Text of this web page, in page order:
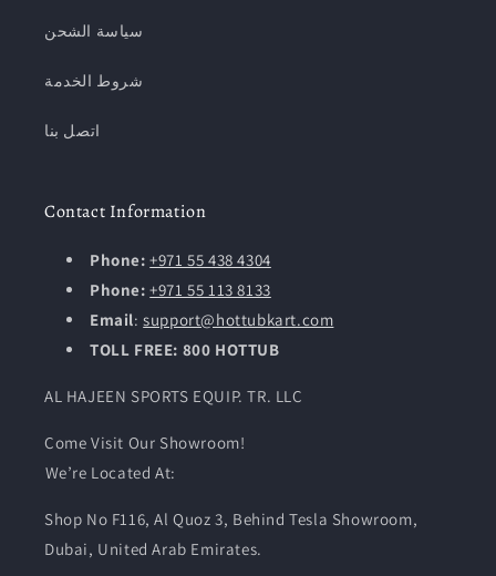
سياسة الشحن
شروط الخدمة
اتصل بنا
Contact Information
Phone:+971 55 438 4304
Phone: +971 55 113 8133
Email:support@hottubkart.com
TOLL FREE: 800 HOTTUB
AL HAJEEN SPORTS EQUIP. TR. LLC
Come Visit Our Showroom!
We’re Located At:
Shop No F116, Al Quoz 3, Behind Tesla Showroom,
Dubai, United Arab Emirates.